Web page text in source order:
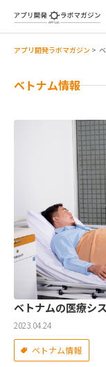
アプリ開発ラボマガジン >
ベトナム情報
ベトナムの医療シ
2023.04.24
ベトナム情報